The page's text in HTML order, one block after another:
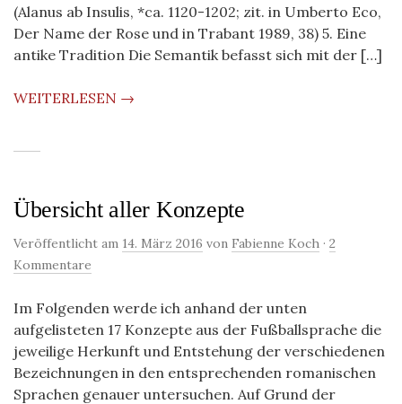
(Alanus ab Insulis, *ca. 1120-1202; zit. in Umberto Eco,
Der Name der Rose und in Trabant 1989, 38) 5. Eine
antike Tradition Die Semantik befasst sich mit der […]
WEITERLESEN →
Übersicht aller Konzepte
Veröffentlicht am 14. März 2016 von Fabienne Koch · 2
Kommentare
Im Folgenden werde ich anhand der unten
aufgelisteten 17 Konzepte aus der Fußballsprache die
jeweilige Herkunft und Entstehung der verschiedenen
Bezeichnungen in den entsprechenden romanischen
Sprachen genauer untersuchen. Auf Grund der